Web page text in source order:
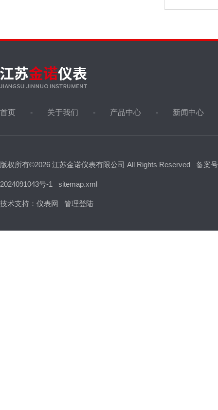
首页 关于我们 产品中心 新闻中心
版权所有©2026 江苏金诺仪表有限公司 All Rights Reserved 备案
2024091043号-1 sitemap.xml
技术支持： 仪表网 管理登陆